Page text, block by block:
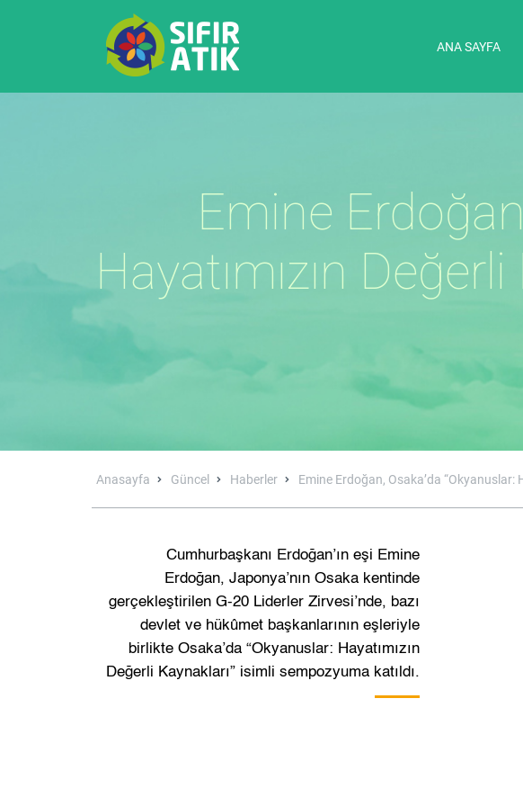
ANA SAYFA
Emine
Hayatımızın
Anasayfa Güncel Haberler Emine Erdoğan, Osaka’da “Okyanuslar:
Cumhurbaşkanı Erdoğan’ın eşi Emine
Erdoğan, Japonya’nın Osaka kentinde
gerçekleştirilen G-20 Liderler Zirvesi’nde, bazı
devlet ve hükûmet başkanlarının eşleriyle
birlikte Osaka’da “Okyanuslar: Hayatımızın
Değerli Kaynakları” isimli sempozyuma katıldı.